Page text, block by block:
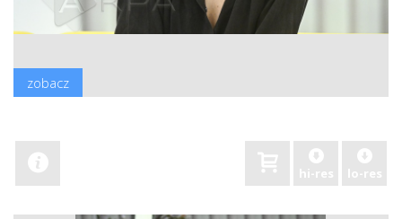
zobacz
hi-res lo-res